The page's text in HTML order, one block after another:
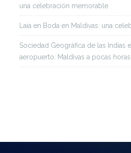
una celebración memorable
Laia en Boda en Maldivas: una
Sociedad Geográfica de las Indias
aeropuerto: Maldivas a pocas